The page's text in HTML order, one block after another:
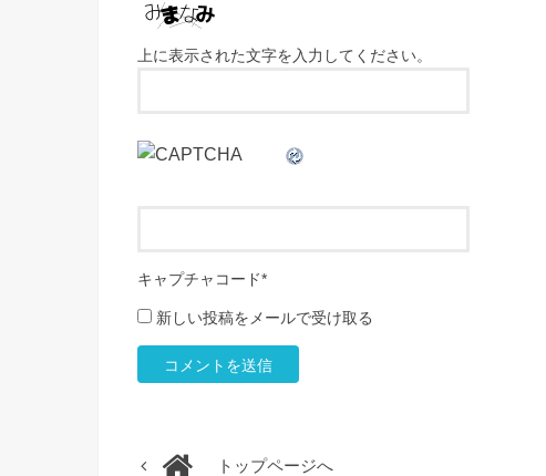
上に表示された文字を入力してください。
キャプチャコード*
新しい投稿をメールで受け取る
トップページへ